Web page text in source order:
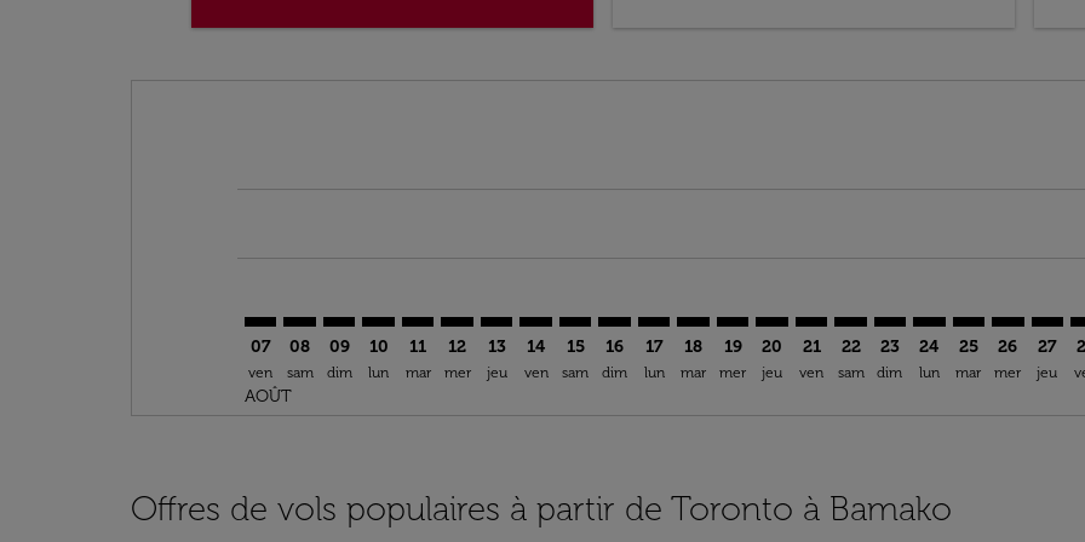
07
ven
AOÛT
08
sam
09
dim
10
lun
11
mar
12
mer
13
jeu
14
ven
15
sam
16
dim
17
lun
18
mar
YYZ–BKO: cmp-view-offers-disclaimer.
19
mer
YYZ–BKO: cmp-view-offers-
20
jeu
YYZ–BKO: cmp-view-offers-
21
ven
YYZ–BKO: cmp-view-
22
sam
YYZ–BKO: cmp-view-
23
dim
YYZ–BKO: cmp-
24
lun
YYZ–BKO:
25
mar
26
mer
27
jeu
Offres de vols populaires à partir de Toronto à Bamako